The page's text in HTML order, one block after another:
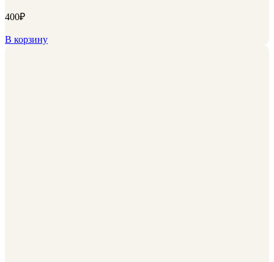
400₽
В корзину